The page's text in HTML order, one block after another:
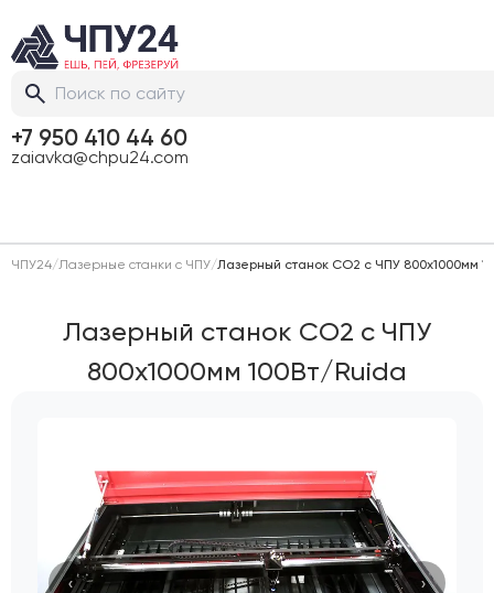
+7 950 410 44 60
zaiavka@chpu24.com
ЧПУ24/Лазерные станки с ЧПУ/Лазерный станок CO2 c ЧПУ 800х1000мм
Лазерный станок CO2 c ЧПУ
800х1000мм 100Вт/Ruida
‹ ›